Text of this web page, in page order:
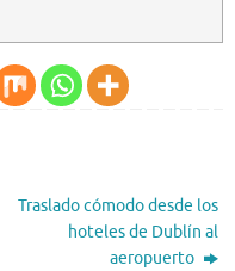
Traslado cómodo desde los
hoteles de Dublín al
aeropuerto